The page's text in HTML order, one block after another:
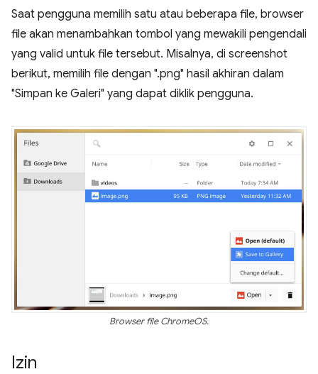
Saat pengguna memilih satu atau beberapa file, browser
file akan menambahkan tombol yang mewakili pengendali
yang valid untuk file tersebut. Misalnya, di screenshot
berikut, memilih file dengan ".png" hasil akhiran dalam
"Simpan ke Galeri" yang dapat diklik pengguna.
Browser file ChromeOS.
Izin